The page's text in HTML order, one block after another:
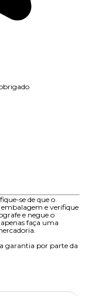
se de que o
e verifique
e negue o
faça uma
garantia por parte da